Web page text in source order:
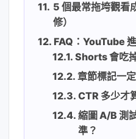
5 個最常拖垮觀看
修）
FAQ：YouTube
Shorts 會吃
章節標記一
CTR 多少才
縮圖 A/B 測
準？